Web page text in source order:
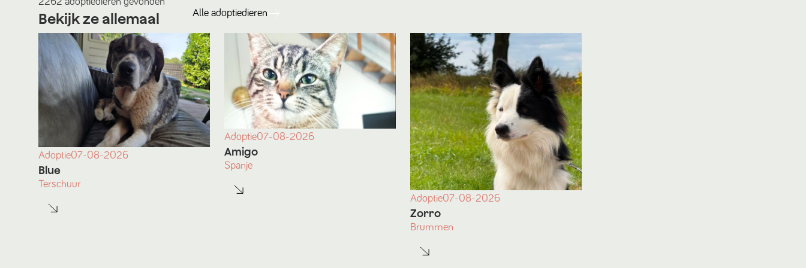
Bekijk ze allemaal Alle adoptiedieren
Adoptie07-08-2026
Blue
Terschuur
Adoptie07-08-2026
Amigo
Spanje
Adoptie07-08-2026
Zorro
Brummen